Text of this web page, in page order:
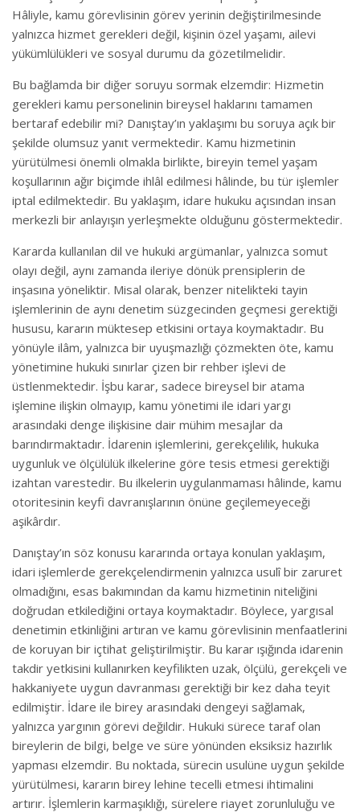
Hâliyle, kamu görevlisinin görev yerinin değiştirilmesinde
yalnızca hizmet gerekleri değil, kişinin özel yaşamı, ailevi
yükümlülükleri ve sosyal durumu da gözetilmelidir.
Bu bağlamda bir diğer soruyu sormak elzemdir: Hizmetin
gerekleri kamu personelinin bireysel haklarını tamamen
bertaraf edebilir mi? Danıştay’ın yaklaşımı bu soruya açık bir
şekilde olumsuz yanıt vermektedir. Kamu hizmetinin
yürütülmesi önemli olmakla birlikte, bireyin temel yaşam
koşullarının ağır biçimde ihlâl edilmesi hâlinde, bu tür işlemler
iptal edilmektedir. Bu yaklaşım, idare hukuku açısından insan
merkezli bir anlayışın yerleşmekte olduğunu göstermektedir.
Kararda kullanılan dil ve hukuki argümanlar, yalnızca somut
olayı değil, aynı zamanda ileriye dönük prensiplerin de
inşasına yöneliktir. Misal olarak, benzer nitelikteki tayin
işlemlerinin de aynı denetim süzgecinden geçmesi gerektiği
hususu, kararın müktesep etkisini ortaya koymaktadır. Bu
yönüyle ilâm, yalnızca bir uyuşmazlığı çözmekten öte, kamu
yönetimine hukuki sınırlar çizen bir rehber işlevi de
üstlenmektedir. İşbu karar, sadece bireysel bir atama
işlemine ilişkin olmayıp, kamu yönetimi ile idari yargı
arasındaki denge ilişkisine dair mühim mesajlar da
barındırmaktadır. İdarenin işlemlerini, gerekçelilik, hukuka
uygunluk ve ölçülülük ilkelerine göre tesis etmesi gerektiği
izahtan varestedir. Bu ilkelerin uygulanmaması hâlinde, kamu
otoritesinin keyfi davranışlarının önüne geçilemeyeceği
aşikârdır.
Danıştay’ın söz konusu kararında ortaya konulan yaklaşım,
idari işlemlerde gerekçelendirmenin yalnızca usulî bir zaruret
olmadığını, esas bakımından da kamu hizmetinin niteliğini
doğrudan etkilediğini ortaya koymaktadır. Böylece, yargısal
denetimin etkinliğini artıran ve kamu görevlisinin menfaatlerini
de koruyan bir içtihat geliştirilmiştir. Bu karar ışığında idarenin
takdir yetkisini kullanırken keyfilikten uzak, ölçülü, gerekçeli ve
hakkaniyete uygun davranması gerektiği bir kez daha teyit
edilmiştir. İdare ile birey arasındaki dengeyi sağlamak,
yalnızca yargının görevi değildir. Hukuki sürece taraf olan
bireylerin de bilgi, belge ve süre yönünden eksiksiz hazırlık
yapması elzemdir. Bu noktada, sürecin usulüne uygun şekilde
yürütülmesi, kararın birey lehine tecelli etmesi ihtimalini
artırır. İşlemlerin karmaşıklığı, sürelere riayet zorunluluğu ve